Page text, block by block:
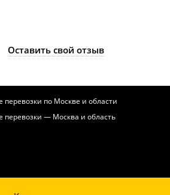
Оставить свой отзыв
перевозки — Москва и область